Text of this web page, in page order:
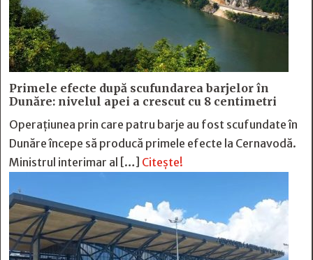
Primele efecte după scufundarea barjelor în
Dunăre: nivelul apei a crescut cu 8 centimetri
Operațiunea prin care patru barje au fost scufundate în
Dunăre începe să producă primele efecte la Cernavodă.
Ministrul interimar al […] Citește!